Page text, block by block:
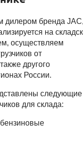
дилером бренда JAC,
на
осуществляем
от
другого
России.
следующие
для склада:
бензиновые